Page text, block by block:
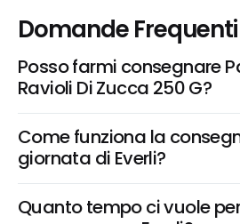
Domande Frequenti
Posso farmi consegnare
Ravioli Di Zucca 250 G?
Come funziona la
giornata di Everli?
Quanto tempo ci vuole